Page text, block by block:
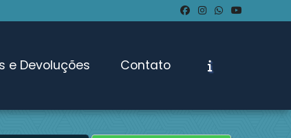
e Devoluções Contato